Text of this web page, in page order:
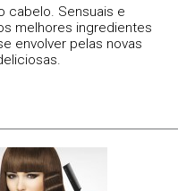
cabelo. Sensuais e
melhores ingredientes
envolver pelas novas